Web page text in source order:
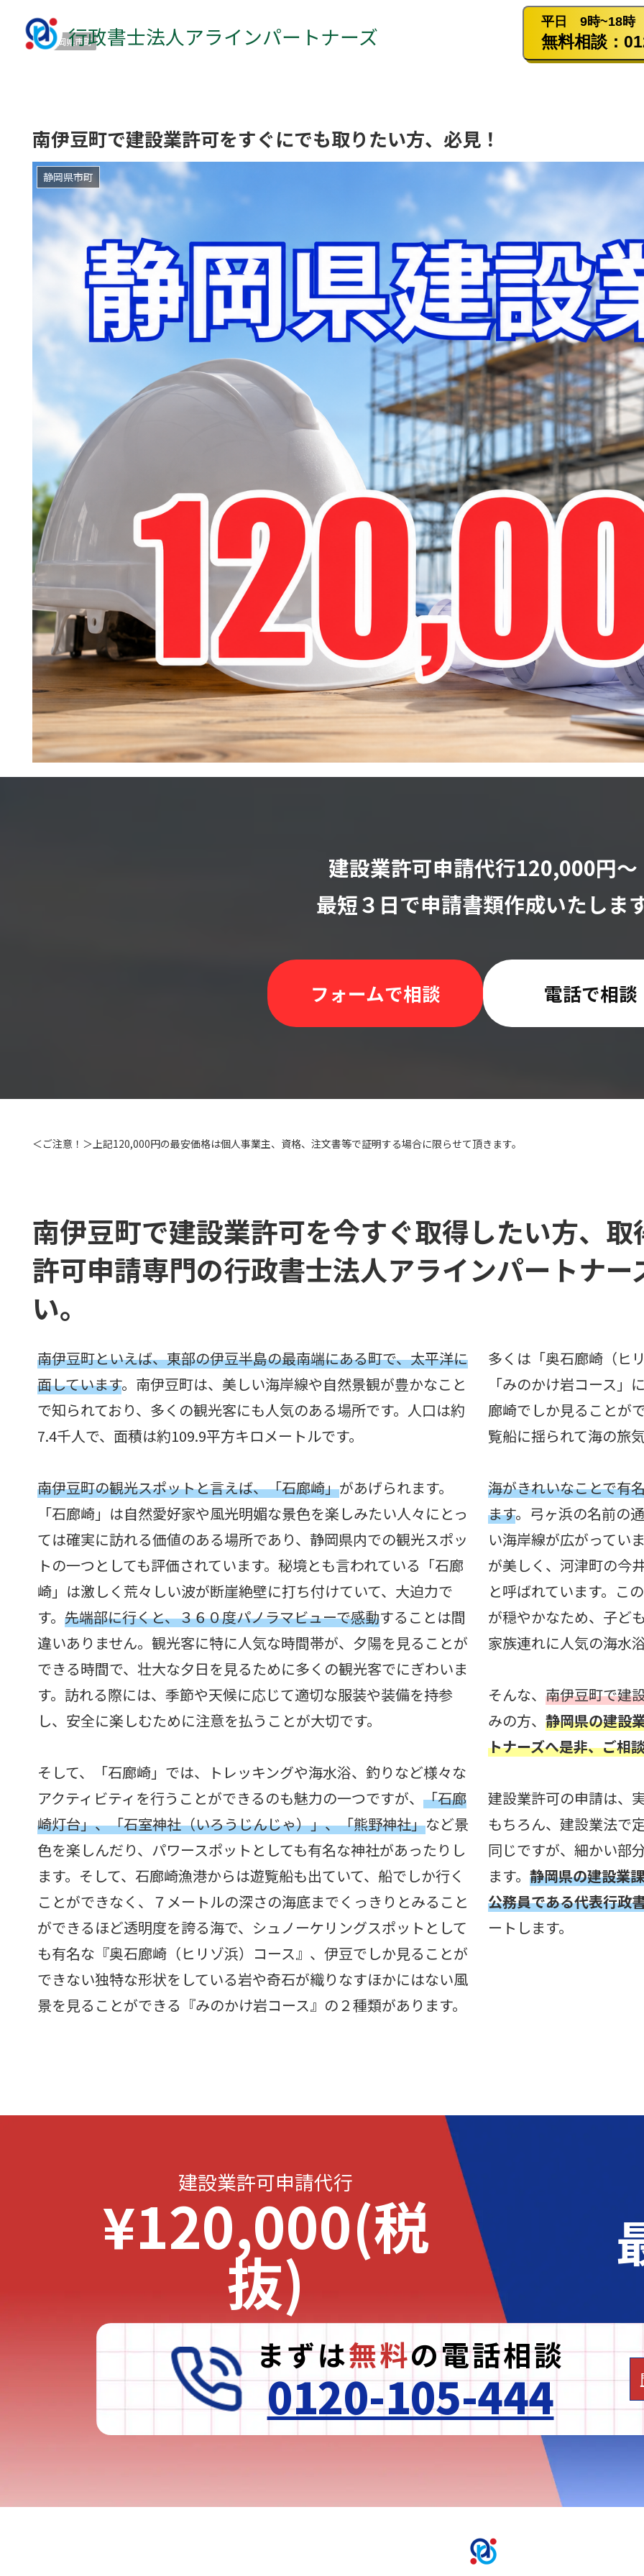
静岡県市町
南伊豆町で建設業許可をすぐにでも取りたい方、必見！
静岡県市町
建設業許可申請代行120,000円〜
最短３日で申請書類作成いたしま
フォームで相談 電話で相談
＜ご注意！＞上記120,000円の最安価格は個人事業主、資格、注文書等で証明する場合に限らせて頂きます。
行政書士法人アラインパートナーズ
平日 9時~18時
無料相談：
南伊豆町で建設業許可を今すぐ取得したい方、
許可申請専門の行政書士法人アラインパートナ
い。
南伊豆町といえば、東部の伊豆半島の最南端にある町で、太平洋に
面しています。南伊豆町は、美しい海岸線や自然景観が豊かなこと
で知られており、多くの観光客にも人気のある場所です。人口は約
7.4千人で、面積は約109.9平方キロメートルです。
南伊豆町の観光スポットと言えば、「石廊崎」があげられます。
「石廊崎」は自然愛好家や風光明媚な景色を楽しみたい人々にとっ
ては確実に訪れる価値のある場所であり、静岡県内での観光スポッ
トの一つとしても評価されています。秘境とも言われている「石廊
崎」は激しく荒々しい波が断崖絶壁に打ち付けていて、大迫力で
す。先端部に行くと、３６０度パノラマビューで感動することは間
違いありません。観光客に特に人気な時間帯が、夕陽を見ることが
できる時間で、壮大な夕日を見るために多くの観光客でにぎわいま
す。訪れる際には、季節や天候に応じて適切な服装や装備を持参
し、安全に楽しむために注意を払うことが大切です。
そして、「石廊崎」では、トレッキングや海水浴、釣りなど様々な
アクティビティを行うことができるのも魅力の一つですが、「石廊
崎灯台」、「石室神社（いろうじんじゃ）」、「熊野神社」など景
色を楽しんだり、パワースポットとしても有名な神社があったりし
ます。そして、石廊崎漁港からは遊覧船も出ていて、船でしか行く
ことができなく、７メートルの深さの海底までくっきりとみること
ができるほど透明度を誇る海で、シュノーケリングスポットとして
も有名な『奥石廊崎（ヒリゾ浜）コース』、伊豆でしか見ることが
できない独特な形状をしている岩や奇石が織りなすほかにはない風
景を見ることができる『みのかけ岩コース』の２種類があります。
多くは「奥石廊崎（ヒ
「みのかけ岩コース
廊崎でしか見ることが
覧船に揺られて海の旅
海がきれいなことで有
ます。弓ヶ浜の名前の
い海岸線が広がってい
が美しく、河津町の今
と呼ばれています。こ
が穏やかなため、子ど
家族連れに人気の海水
そんな、南伊豆町で建
みの方、静岡県の建設
トナーズへ是非、ご相
建設業許可の申請は、
もちろん、建設業法で
同じですが、細かい部
ます。静岡県の建設業
公務員である代表行政
ートします。
建設業許可申請代行
¥120,000(税
抜)
まずは無料の電話相談
0120-105-444